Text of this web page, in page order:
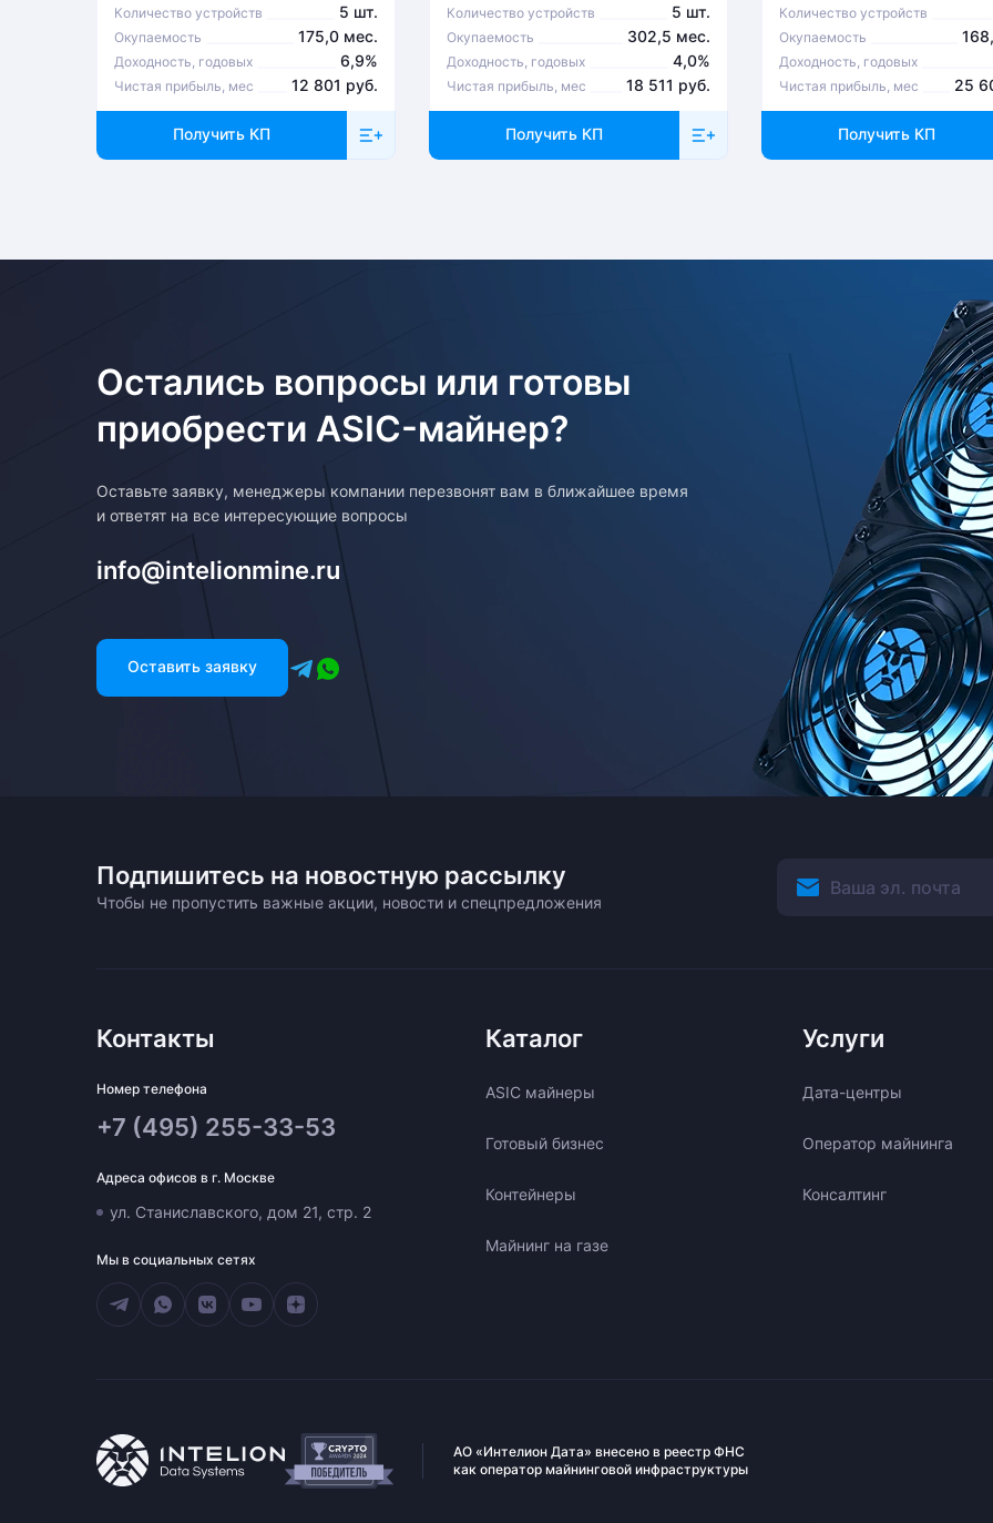
Количество устройств 5 шт.
Окупаемость 175,0 мес.
Доходность, годовых 6,9%
Чистая прибыль, мес 12 801 руб.
Получить КП
Количество устройств 5 шт.
Окупаемость 302,5 мес.
Доходность, годовых 4,0%
Чистая прибыль, мес 18 511 руб.
Получить КП
Количество устройств
Окупаемость
Доходность, годовых
Чистая прибыль, мес 25
Получить КП
Остались вопросы или готовы
приобрести ASIC-майнер?
Оставьте заявку, менеджеры компании перезвонят вам в ближайшее время
и ответят на все интересующие вопросы
info@intelionmine.ru
Оставить заявку
Подпишитесь на новостную рассылку
Чтобы не пропустить важные акции, новости и спецпредложения
Контакты
Номер телефона
+7 (495) 255-33-53
Адреса офисов в г. Москве
ул. Станиславского, дом 21, стр. 2
Мы в социальных сетях
Каталог
ASIC майнеры
Готовый бизнес
Контейнеры
Майнинг на газе
Услуги
Дата-центры
Оператор майнинга
Консалтинг
АО «Интелион Дата» внесено в реестр ФНС
как оператор майнинговой инфраструктуры